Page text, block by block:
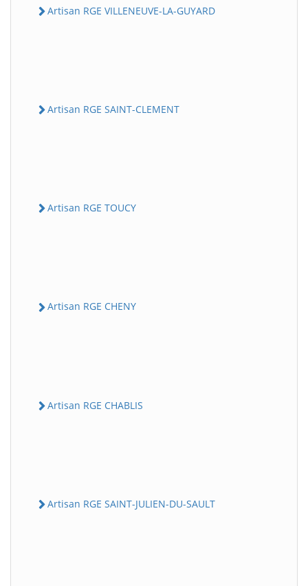
Artisan RGE VILLENEUVE-LA-GUYARD
Artisan RGE SAINT-CLEMENT
Artisan RGE TOUCY
Artisan RGE CHENY
Artisan RGE CHABLIS
Artisan RGE SAINT-JULIEN-DU-SAULT